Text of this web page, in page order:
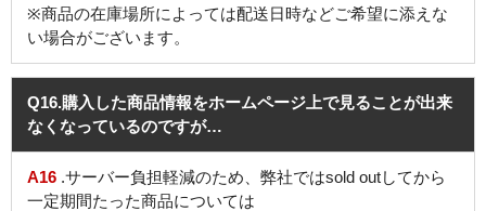
※商品の在庫場所によっては配送日時などご希望に添えな
い場合がございます。
Q16.購入した商品情報をホームページ上で見ることが出来
なくなっているのですが…
A16 .サーバー負担軽減のため、弊社ではsold outしてから
一定期間たった商品については